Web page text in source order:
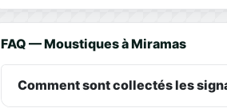
FAQ — Moustiques à Miramas
Comment sont collectés les